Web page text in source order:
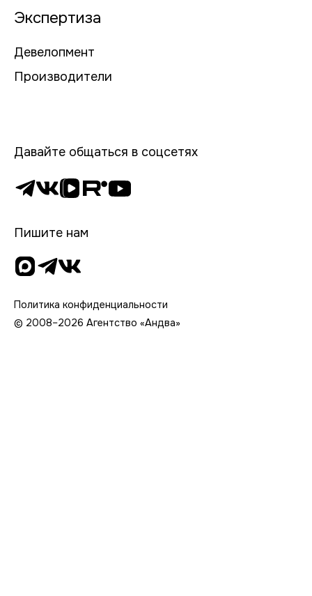
Экспертиза
Девелопмент
Производители
Давайте общаться в соцсетях
Пишите нам
Политика конфиденциальности
© 2008–2026 Агентство «Андва»